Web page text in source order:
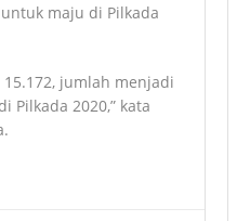
maju di Pilkada
jumlah menjadi
Pilkada 2020,” kata